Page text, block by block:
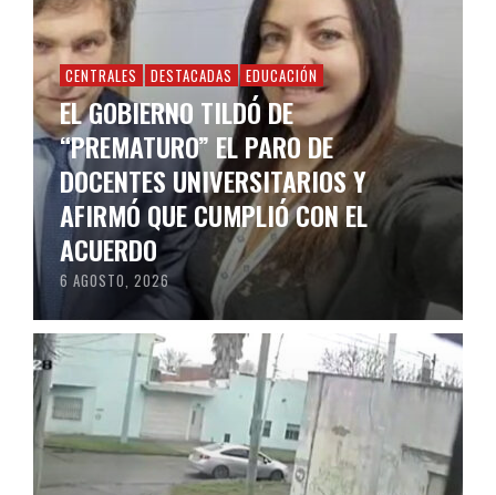
CENTRALES DESTACADAS EDUCACIÓN
EL GOBIERNO TILDÓ DE
“PREMATURO” EL PARO DE
DOCENTES UNIVERSITARIOS Y
AFIRMÓ QUE CUMPLIÓ CON EL
ACUERDO
6 AGOSTO, 2026